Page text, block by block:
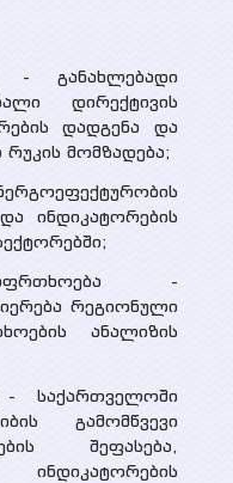
- განახლებადი
დირექტივის
დადგენა და
მომზადება;
ინდიკატორების
-
რეგიონული
ანალიზის
- საქართველოში
გამომწვევი
შეფასება,